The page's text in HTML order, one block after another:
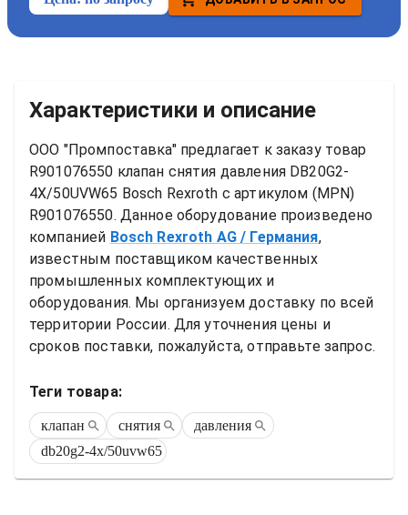
Характеристики и описание
ООО "Промпоставка" предлагает к заказу товар
R901076550 клапан снятия давления DB20G2-
4X/50UVW65 Bosch Rexroth
R901076550. Данное оборудование произведено
компанией Bosch Rexroth AG / Германия,
известным поставщиком качественных
промышленных комплектующих и
оборудования. Мы организуем доставку по всей
территории России. Для уточнения цены и
сроков поставки, пожалуйста, отправьте запрос.
Теги товара:
клапан снятия
давления
db20g2-4x/50uvw65